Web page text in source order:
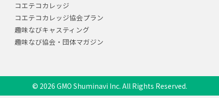
コエテコカレッジ
コエテコカレッジ協会プラン
趣味なびキャスティング
趣味なび協会・団体マガジン
© 2026 GMO Shuminavi Inc. All Rights Reserved.